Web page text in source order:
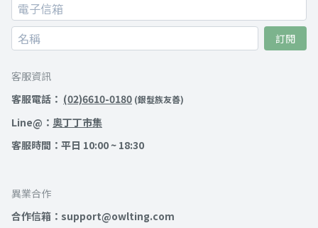
訂閱
客服資訊
客服電話： (02)6610-0180 (銀髮族友善)
Line@： 奧丁丁市集
客服時間：平日 10:00 ~ 18:30
異業合作
合作信箱：support@owlting.com